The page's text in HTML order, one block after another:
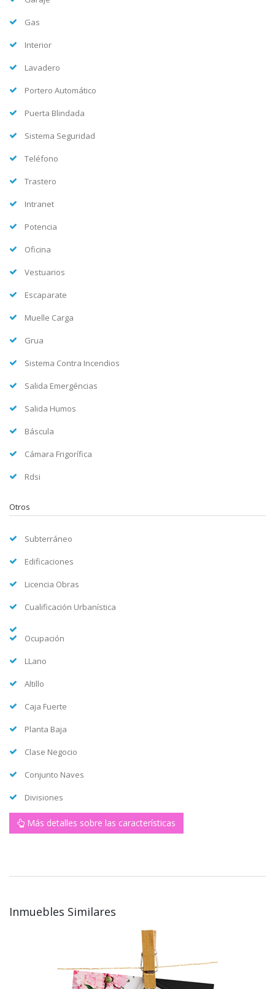
Gas
Interior
Lavadero
Portero Automático
Puerta Blindada
Sistema Seguridad
Teléfono
Trastero
Intranet
Potencia
Oficina
Vestuarios
Escaparate
Muelle Carga
Grua
Sistema Contra Incendios
Salida Emergéncias
Salida Humos
Báscula
Cámara Frigorífica
Rdsi
Otros
Subterráneo
Edificaciones
Licencia Obras
Cualificación Urbanística
Ocupación
LLano
Altillo
Caja Fuerte
Planta Baja
Clase Negocio
Conjunto Naves
Divisiones
Más detalles sobre las características
Inmuebles Similares